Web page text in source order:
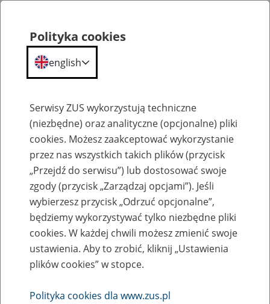
Szkolenia
Zaproś ZUS do siebie - zakładanie profili
eZUS w siedzibie Twojej firmy
Rodzaj wydarzenia
Polityka cookies
english
Serwisy ZUS wykorzystują techniczne
(niezbędne) oraz analityczne (opcjonalne) pliki
cookies. Możesz zaakceptować wykorzystanie
przez nas wszystkich takich plików (przycisk
„Przejdź do serwisu”) lub dostosować swoje
zgody (przycisk „Zarządzaj opcjami”). Jeśli
wybierzesz przycisk „Odrzuć opcjonalne”,
będziemy wykorzystywać tylko niezbędne pliki
cookies. W każdej chwili możesz zmienić swoje
ustawienia. Aby to zrobić, kliknij „Ustawienia
plików cookies” w stopce.
Polityka cookies dla www.zus.pl